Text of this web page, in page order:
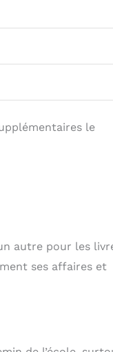
le
autre pour les
ses affaires et